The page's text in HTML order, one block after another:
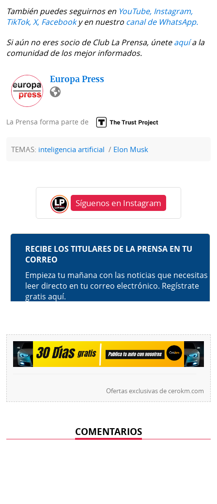
También puedes seguirnos en YouTube, Instagram,
TikTok, X, Facebooky en nuestro canal de WhatsApp.
Si aún no eres socio de Club La Prensa, úneteaquía la
comunidad de los mejor informados.
Europa Press
La Prensa forma parte de
TEMAS: inteligencia artificial Elon Musk
Síguenos en Instagram
Ofertas exclusivas decerokm.com
COMENTARIOS